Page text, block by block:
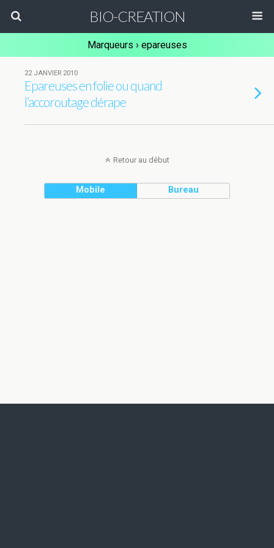
BIO-CREATION
Marqueurs › epareuses
22 JANVIER 2010
Epareuses en folie ou quand
l’accoroutage dérape
Retour au début
Mobile Bureau